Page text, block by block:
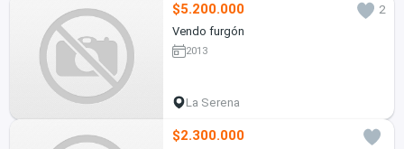
$5.200.000
2
Vendo furgón
2013
La Serena
$2.300.000